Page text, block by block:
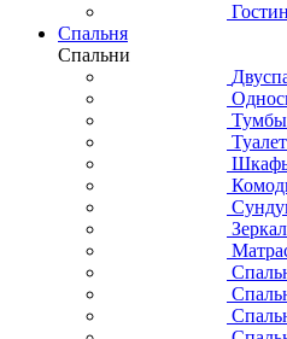
Спальня
Спальни